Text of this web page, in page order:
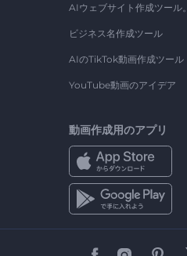
AIウェブサイト作成ツール。
ビジネス名作成ツール
AIのTikTok動画作成ツール
YouTube動画のアイデア
動画作成用のアプリ